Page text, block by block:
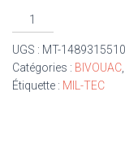
UGS : MT-1489315510
Catégories : BIVOUAC
Étiquette : MIL-TEC